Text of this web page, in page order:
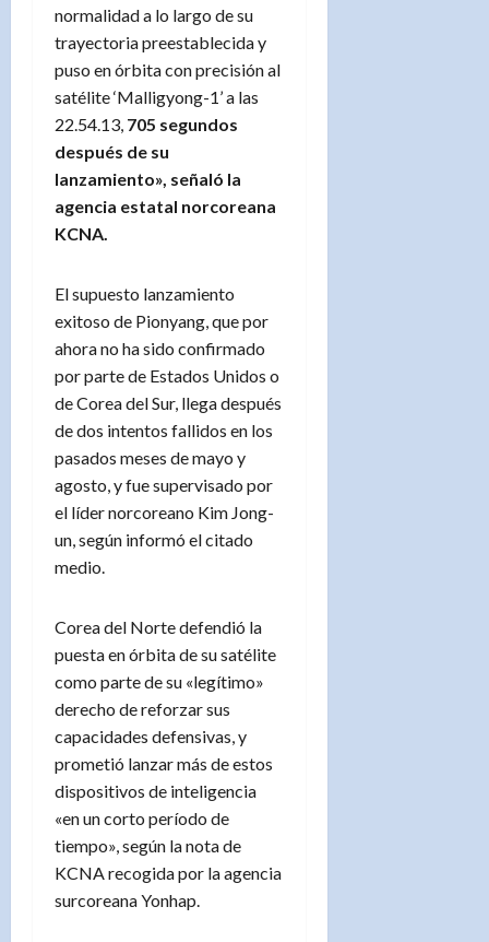
normalidad a lo largo de su
trayectoria preestablecida y
puso en órbita con precisión al
satélite ‘Malligyong-1’ a las
22.54.13, 705 segundos
después de su
lanzamiento», señaló la
agencia estatal norcoreana
KCNA.
El supuesto lanzamiento
exitoso de Pionyang, que por
ahora no ha sido confirmado
por parte de Estados Unidos o
de Corea del Sur, llega después
de dos intentos fallidos en los
pasados meses de mayo y
agosto, y fue supervisado por
el líder norcoreano Kim Jong-
un, según informó el citado
medio.
Corea del Norte defendió la
puesta en órbita de su satélite
como parte de su «legítimo»
derecho de reforzar sus
capacidades defensivas, y
prometió lanzar más de estos
dispositivos de inteligencia
«en un corto período de
tiempo», según la nota de
KCNA recogida por la agencia
surcoreana Yonhap.